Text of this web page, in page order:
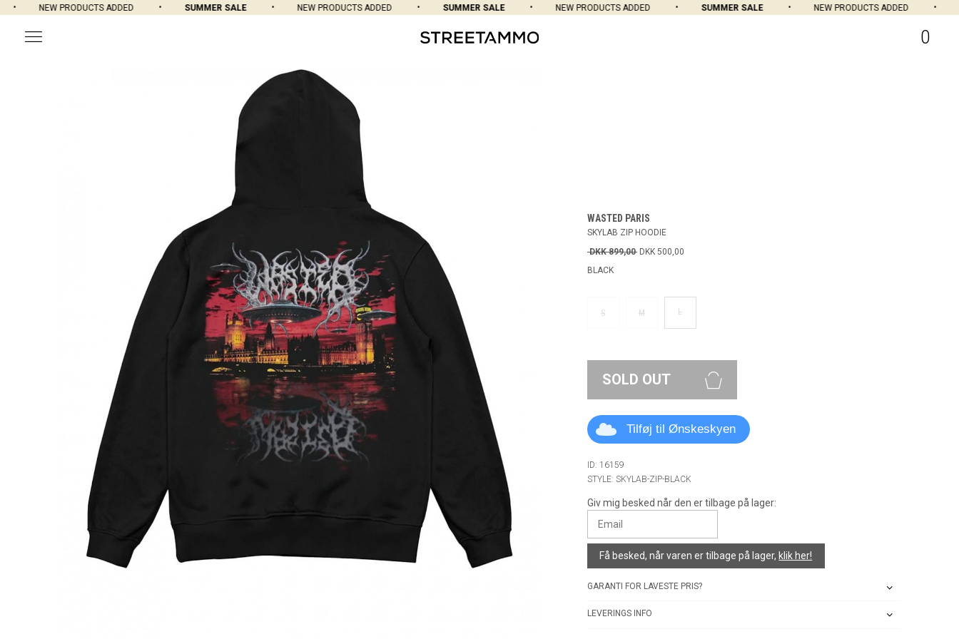
NEW PRODUCTS ADDED SUMMER SALE NEW PRODUCTS ADDED SUMMER SALE NEW PRODUCTS ADDED SUMMER SALE NEW PRODUCTS ADDED
0
WASTED PARIS
SKYLAB ZIP HOODIE
DKK 899,00 DKK 500,00
BLACK
S M L
SOLD OUT
Tilføj til Ønskeskyen
ID: 16159
STYLE: SKYLAB-ZIP-BLACK
Giv mig besked når den er tilbage på lager:
Få besked, når varen er tilbage på lager, klik her!
GARANTI FOR LAVESTE PRIS?
LEVERINGS INFO